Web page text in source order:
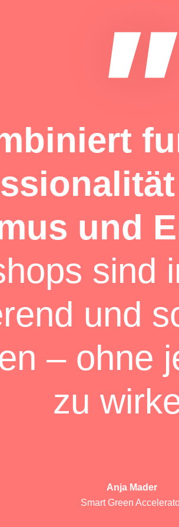
"
und
sind
und
– ohne
zu
Anja Mader
Smart Green